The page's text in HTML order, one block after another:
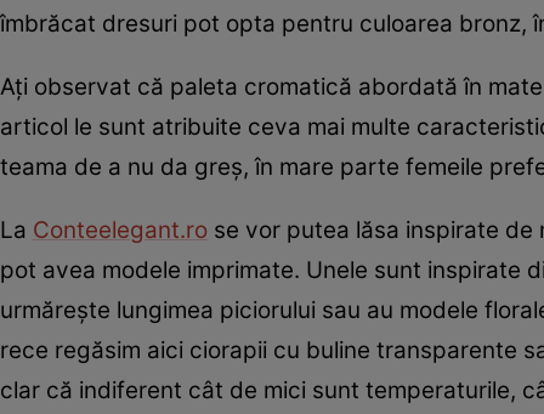
îmbrăcat dresuri pot opta pentru culoarea bronz,
Ați observat că paleta cromatică abordată în
articol le sunt atribuite ceva mai multe
teama de a nu da greș, în mare parte femeile
La Conteelegant.ro se vor putea lăsa inspirate de
pot avea modele imprimate. Unele sunt inspirate
urmărește lungimea piciorului sau au modele
rece regăsim aici ciorapii cu buline transparente
clar că indiferent cât de mici sunt temperaturile,